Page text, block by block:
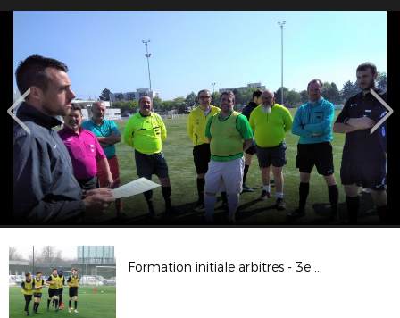
Formation initiale arbitres - 3e session 19-20 janvier 2019